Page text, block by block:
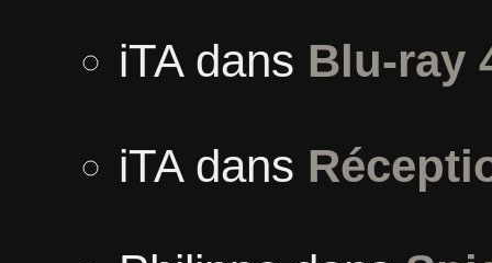
iTAdans Blu-ray
iTAdans